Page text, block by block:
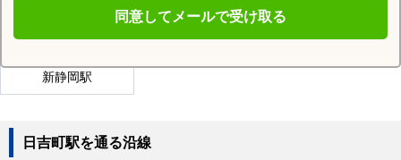
同意してメールで受け取る
井川駅 静岡駅 春日町駅
新静岡駅
日吉町駅を通る沿線